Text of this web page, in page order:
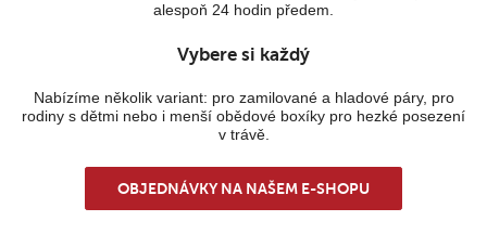
alespoň 24 hodin předem.
Vybere si každý
Nabízíme několik variant: pro zamilované a hladové páry, pro
rodiny s dětmi nebo i menší obědové boxíky pro hezké posezení
v trávě.
OBJEDNÁVKY NA NAŠEM E-SHOPU